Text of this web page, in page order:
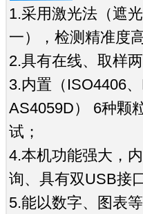
1.采用激光法（遮
一），检测精准度
2.具有在线、取样
3.内置（ISO4406
AS4059D） 6种颗
试；
4.本机功能强大，
询、具有双USB接
5.能以数字、图表